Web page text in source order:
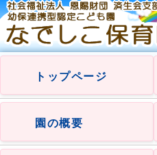
トップページ
園の概要